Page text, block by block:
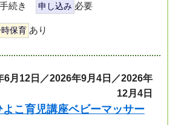
続き 申し込み 必要
保育 あり
6月12日／2026年9月4日／2026年
12月4日
こ育児講座ベビーマッサー